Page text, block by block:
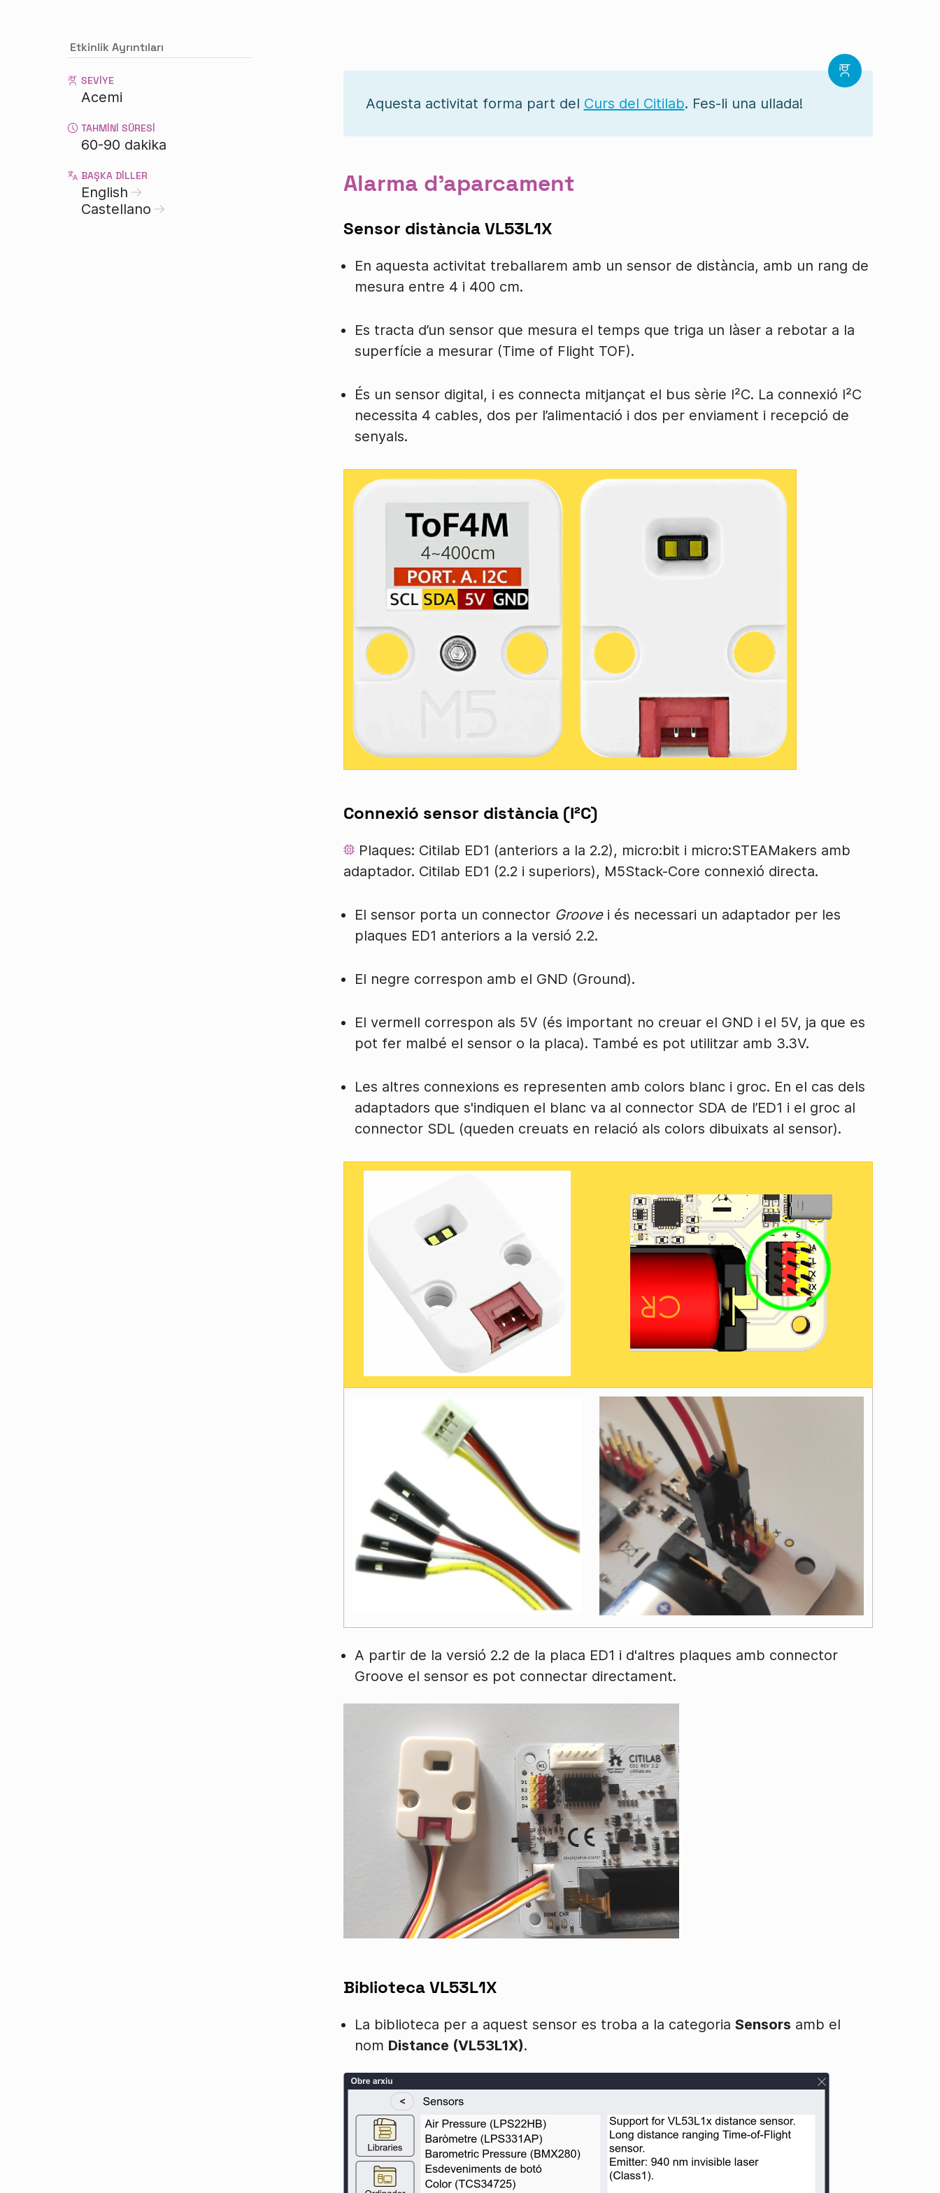
Etkinlik Ayrıntıları
SEVIYE
Acemi
TAHMINI SÜRESI
60-90 dakika
BAŞKA DILLER
English
Castellano
Aquesta activitat forma part del Curs del Citilab. Fes-li una ullada!
Alarma d'aparcament
Sensor distància VL53L1X
En aquesta activitat treballarem amb un sensor de distància, amb un rang de
mesura entre 4 i 400 cm.
Es tracta d’un sensor que mesura el temps que triga un làser a rebotar a la
superfície a mesurar (Time of Flight TOF).
És un sensor digital, i es connecta mitjançat el bus sèrie I²C. La connexió I²C
necessita 4 cables, dos per l’alimentació i dos per enviament i recepció de
senyals.
Connexió sensor distància (I²C)
Plaques: Citilab ED1 (anteriors a la 2.2), micro:bit i micro:STEAMakers amb
adaptador. Citilab ED1 (2.2 i superiors), M5Stack-Core connexió directa.
El sensor porta un connector Groovei és necessari un adaptador per les
plaques ED1 anteriors a la versió 2.2.
El negre correspon amb el GND (Ground).
El vermell correspon als 5V (és important no creuar el GND i el 5V, ja que es
pot fer malbé el sensor o la placa). També es pot utilitzar amb 3.3V.
Les altres connexions es representen amb colors blanc i groc. En el cas dels
adaptadors que s'indiquen el blanc va al connector SDA de l’ED1 i el groc al
connector SDL (queden creuats en relació als colors dibuixats al sensor).
A partir de la versió 2.2 de la placa ED1 i d'altres plaques amb connector
Groove el sensor es pot connectar directament.
Biblioteca VL53L1X
La biblioteca per a aquest sensor es troba a la categoria Sensors amb el
nom Distance (VL53L1X).